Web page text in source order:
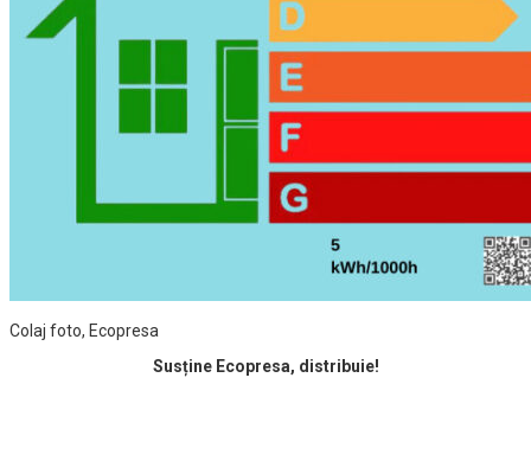
Colaj foto, Ecopresa
Susține Ecopresa, distribuie!